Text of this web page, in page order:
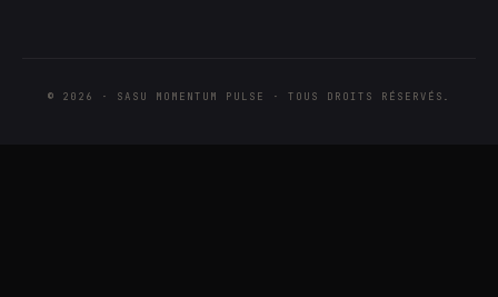
© 2026 · SASU MOMENTUM PULSE · TOUS DROITS RÉSERVÉS.